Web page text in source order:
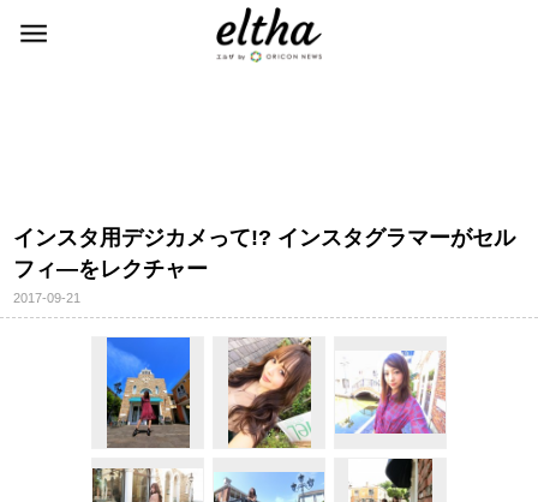
インスタ用デジカメって!? インスタグラマーがセル
フィ―をレクチャー
2017-09-21